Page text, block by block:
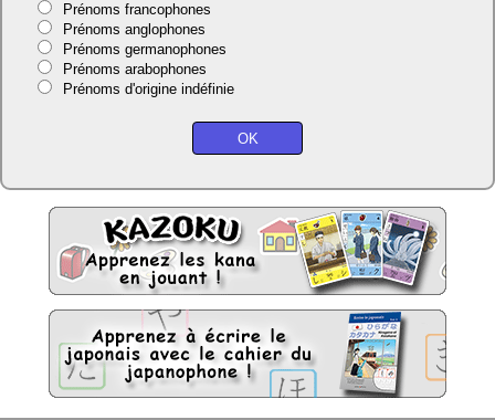
Prénoms francophones
Prénoms anglophones
Prénoms germanophones
Prénoms arabophones
Prénoms d'origine indéfinie